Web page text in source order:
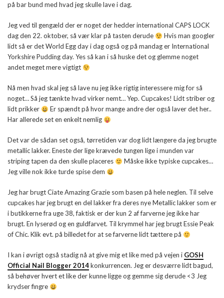
på bar bund med hvad jeg skulle lave i dag.
Jeg ved til gengæld der er noget der hedder international CAPS LOCK
dag den 22. oktober, så vær klar på tasten derude
Hvis man googler
lidt så er det World Egg day i dag også og på mandag er International
Yorkshire Pudding day. Yes så kan i så huske det og glemme noget
andet meget mere vigtigt
Nå men hvad skal jeg så lave nu jeg ikke rigtig interessere mig for så
noget… Så jeg tænkte hvad virker nemt… Yep. Cupcakes! Lidt striber og
lidt prikker
Er spændt på hvor mange andre der også laver det her..
Har allerede set en enkelt nemlig
Det var de sådan set også, tørretiden var dog lidt længere da jeg brugte
metallic lakker. Eneste der lige krævede tungen lige i munden var
striping tapen da den skulle placeres
Måske ikke typiske cupcakes…
Jeg ville nok ikke turde spise dem
Jeg har brugt Ciate Amazing Grazie som basen på hele neglen. Til selve
cupcakes har jeg brugt en del lakker fra deres nye Metallic lakker som er
i butikkerne fra uge 38, faktisk er der kun 2 af farverne jeg ikke har
brugt. En lyserød og en guldfarvet. Til krymmel har jeg brugt Essie Peak
of Chic. Klik evt. på billedet for at se farverne lidt tættere på
I kan i øvrigt også stadig nå at give mig et like med på vejen i GOSH
Official Nail Blogger 2014konkurrencen. Jeg er desværre lidt bagud,
så behøver hvert et like der kunne ligge og gemme sig derude <3 Jeg
krydser fingre